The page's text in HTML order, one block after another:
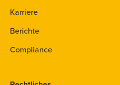
Karriere
Berichte
Compliance